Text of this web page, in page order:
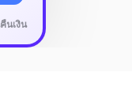
นเงิน